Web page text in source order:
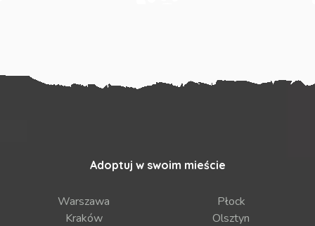
Adoptuj w swoim mieście
Warszawa
Kraków
Płock
Olsztyn